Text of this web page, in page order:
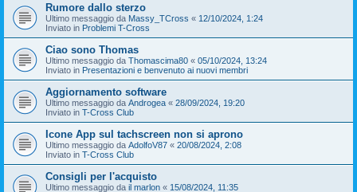
Rumore dallo sterzo
Ultimo messaggio da Massy_TCross « 12/10/2024, 1:24
Inviato in Problemi T-Cross
Ciao sono Thomas
Ultimo messaggio da Thomascima80 « 05/10/2024, 13:24
Inviato in Presentazioni e benvenuto ai nuovi membri
Aggiornamento software
Ultimo messaggio da Androgea « 28/09/2024, 19:20
Inviato in T-Cross Club
Icone App sul tachscreen non si aprono
Ultimo messaggio da AdolfoV87 « 20/08/2024, 2:08
Inviato in T-Cross Club
Consigli per l'acquisto
Ultimo messaggio da il marlon « 15/08/2024, 11:35